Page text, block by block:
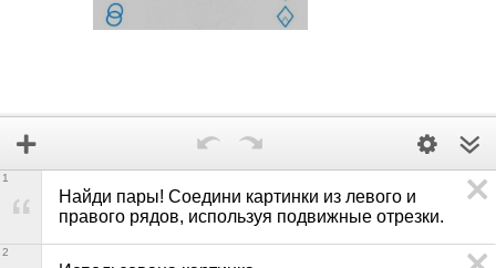
Найди пары! Соедини картинки из левого и
правого рядов, используя подвижные отрезки.
1
2